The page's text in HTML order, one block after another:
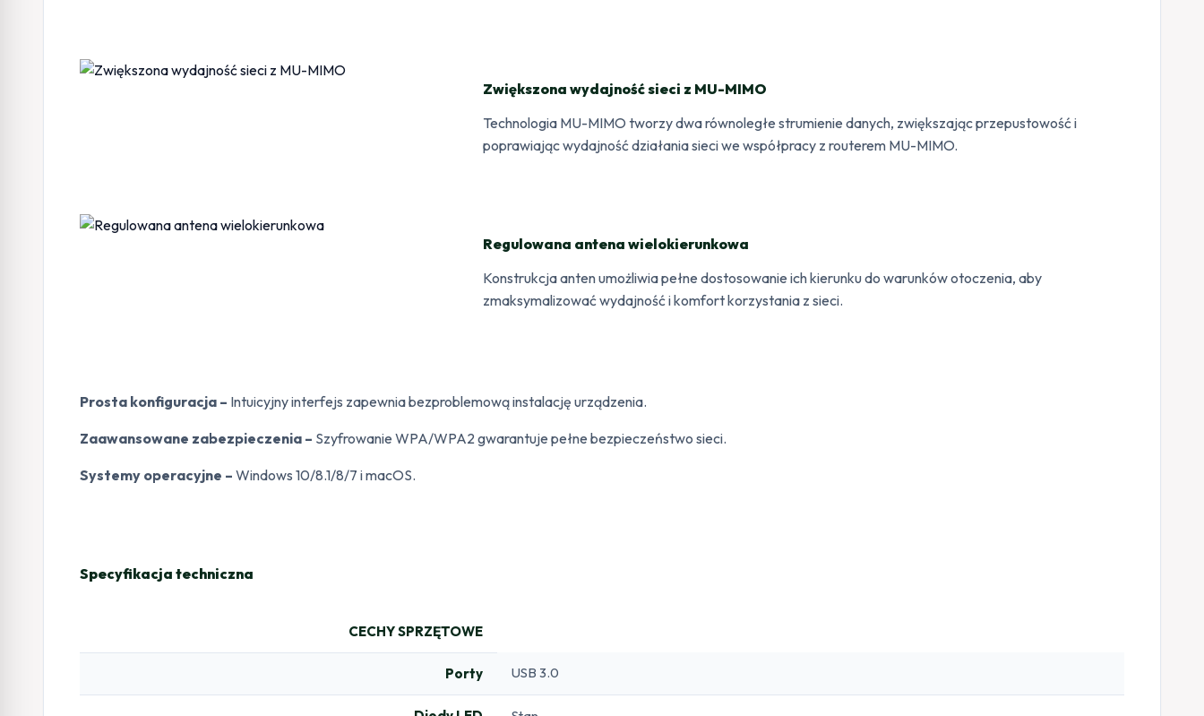
Zwiększona wydajność sieci z MU-MIMO
Technologia MU-MIMO tworzy dwa równoległe strumienie danych, zwiększając przepustowość i
poprawiając wydajność działania sieci we współpracy z routerem MU-MIMO.
Regulowana antena wielokierunkowa
Konstrukcja anten umożliwia pełne dostosowanie ich kierunku do warunków otoczenia, aby
zmaksymalizować wydajność i komfort korzystania z sieci.
Prosta konfiguracja – Intuicyjny interfejs zapewnia bezproblemową instalację urządzenia.
Zaawansowane zabezpieczenia – Szyfrowanie WPA/WPA2 gwarantuje pełne bezpieczeństwo sieci.
Systemy operacyjne – Windows 10/8.1/8/7 i macOS.
Specyfikacja techniczna
CECHY SPRZĘTOWE
Porty USB 3.0